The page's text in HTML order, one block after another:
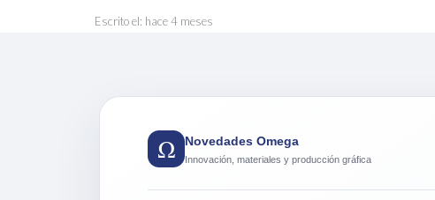
Escrito el: hace 4 meses
Ω Novedades Omega
Innovación, materiales y producción gráfica